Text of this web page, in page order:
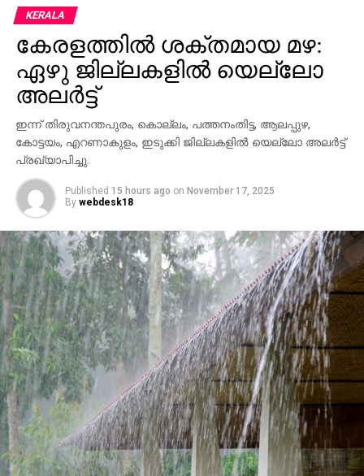
KERALA
കേരളത്തില്‍ ശക്തമായ മഴ:
ഏഴു ജില്ലകളില്‍ യെല്ലോ
അലര്‍ട്ട്
ഇന്ന് തിരുവനന്തപുരം, കൊല്ലം, പത്തനംതിട്ട, ആലപ്പുഴ,
കോട്ടയം, എറണാകുളം, ഇടുക്കി ജില്ലകളില്‍ യെല്ലോ അലര്‍ട്ട്
പ്രഖ്യാപിച്ചു.
Published 15 hours ago on November 17, 2025
By webdesk18